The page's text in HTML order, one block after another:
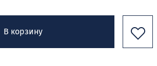
В корзину